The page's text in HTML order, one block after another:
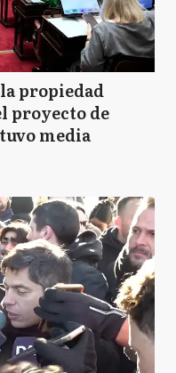
propiedad
proyecto de
media